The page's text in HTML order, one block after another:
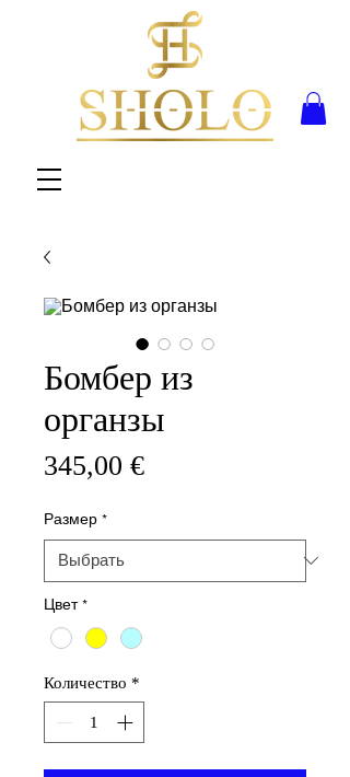
Бомбер из
органзы
345,00 €Цена
Размер *
Цвет *
Количество *